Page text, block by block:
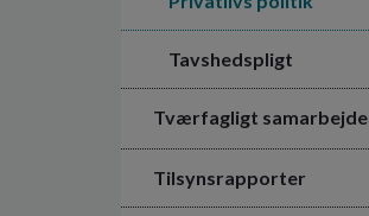
Tavshedspligt
Tværfagligt samarbejde
Tilsynsrapporter